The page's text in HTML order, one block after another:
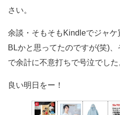
さい。
余談・そもそもKindleでジャ
BLかと思ってたのですが(笑)
で余計に不意打ちで号泣でした
良い明日をー！